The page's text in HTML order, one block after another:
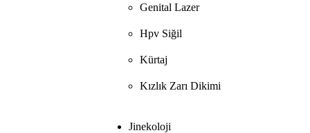
Genital Lazer
Hpv Siğil
Kürtaj
Kızlık Zarı Dikimi
Jinekoloji